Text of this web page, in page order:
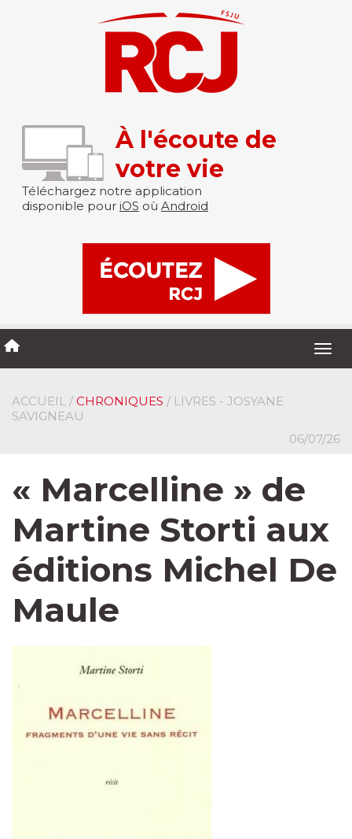
À l'écoute de
votre vie
Téléchargez notre application
disponible pour iOS où Android
ACCUEIL / CHRONIQUES / LIVRES - JOSYANE
SAVIGNEAU
06/07/26
« Marcelline » de
Martine Storti aux
éditions Michel De
Maule